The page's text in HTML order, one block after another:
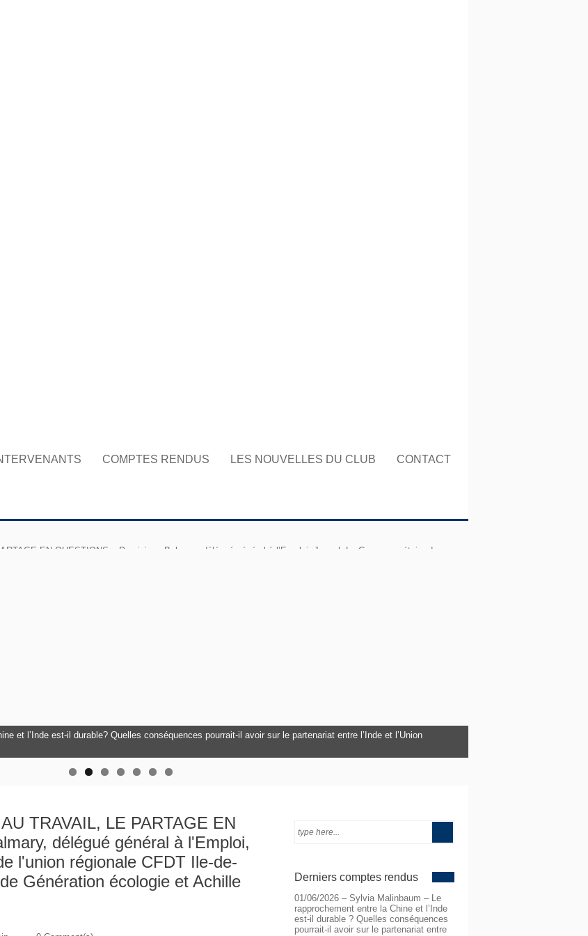
COMPTES RENDUS LES NOUVELLES DU CLUB CONTACT
EN QUESTIONS – Dominique Balmary, délégué général à l’Emploi, Joseph Le Corre, secrétaire de
et l’Inde est-il durable? Quelles conséquences pourrait-il avoir sur le partenariat entre l’Inde et l’Union
un danger pour notre civilisation ? Comment y répondre ? - Le 4 mai 2026 à 20h
Derniers comptes rendus
01/06/2026 – Sylvia Malinbaum – Le
rapprochement entre la Chine et l’Inde
est-il durable ? Quelles conséquences
pourrait-il avoir sur le partenariat entre
TRAVAIL, LE PARTAGE EN
délégué général à l'Emploi,
l'union régionale CFDT Ile-de-
Génération écologie et Achille